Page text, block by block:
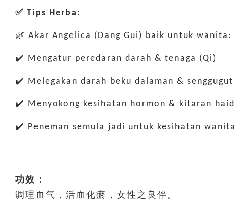
✅ Tips Herba:
🌿 Akar Angelica (Dang Gui) baik untuk wanita:
✔️ Mengatur peredaran darah & tenaga (Qi)
✔️ Melegakan darah beku dalaman & senggugut
✔️ Menyokong kesihatan hormon & kitaran haid
✔️ Peneman semula jadi untuk kesihatan wanita
功效：
调理血气，活血化瘀，女性之良伴。